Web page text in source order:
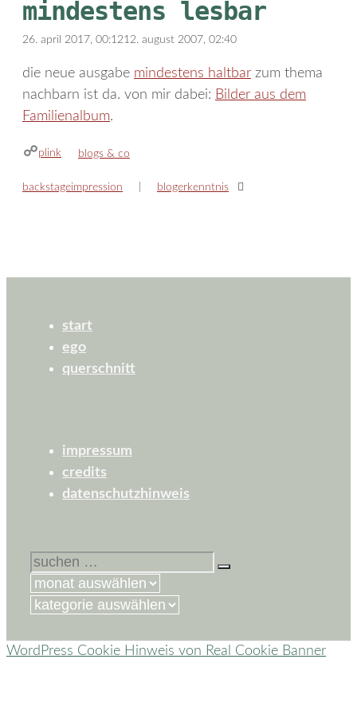
mindestens lesbar
26. april 2017, 00:1212. august 2007, 02:40
die neue ausgabe mindestens haltbar zum thema
nachbarn ist da. von mir dabei: Bilder aus dem
Familienalbum.
plink kategorien
blogs & co
backstageimpression blogerkenntnis
start
ego
querschnitt
impressum
credits
datenschutzhinweis
suchen
nach:
kategorien
WordPress Cookie Hinweis von Real Cookie Banner